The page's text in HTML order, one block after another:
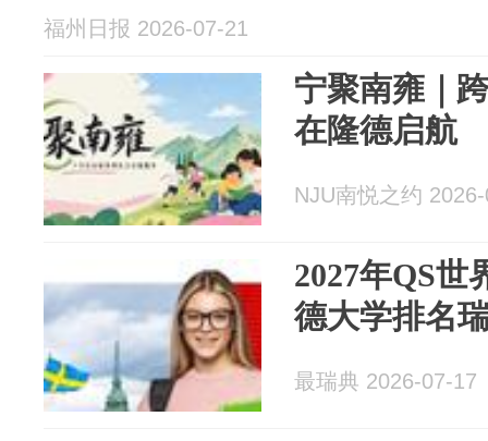
福州日报 2026-07-21
宁聚南雍｜
在隆德启航
NJU南悦之约
2027年QS世
德大学排名
最瑞典 2026-07-17